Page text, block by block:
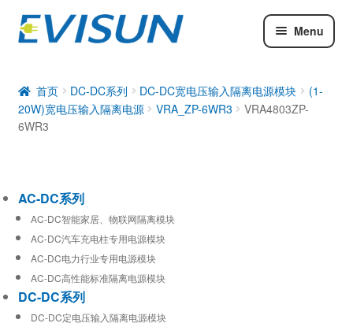
Menu
DC-DC系列
工业通信模块
首页 DC-DC系列 DC-DC宽电压输入隔离电源模块
(1-
20W)宽电压输入隔离电源
VRA_ZP-6WR3
VRA4803ZP-
6WR3
AC-DC系列
AC-DC智能家居、物联网隔离模块
AC-DC汽车充电柱专用电源模块
AC-DC电力行业专用电源模块
AC-DC高性能标准隔离电源模块
DC-DC系列
DC-DC定电压输入隔离电源模块